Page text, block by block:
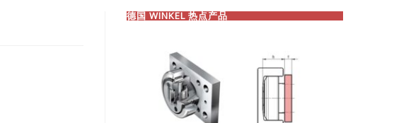
德国 WINKEL 热点产品